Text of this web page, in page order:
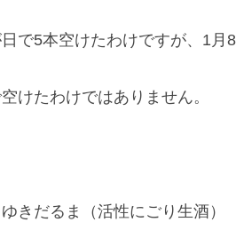
で5本空けたわけですが、1
けたわけではありません。
だるま（活性にごり生酒）